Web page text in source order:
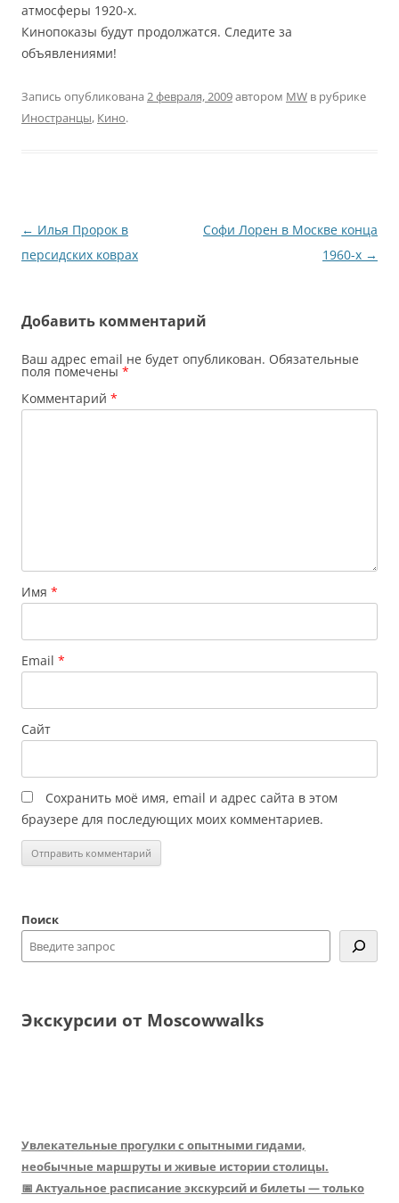
атмосферы 1920-х.
Кинопоказы будут продолжатся. Следите за
объявлениями!
Запись опубликована 2 февраля, 2009автором MW в рубрике
Иностранцы, Кино.
Навигация
по
← Илья Пророк в
персидских коврах
Софи Лорен в Москве конца
1960-х →
Добавить комментарий
Ваш адрес email не будет опубликован. Обязательные
поля помечены *
Комментарий *
Имя *
Email *
Сайт
Сохранить моё имя, email и адрес сайта в этом
браузере для последующих моих комментариев.
Поиск
Экскурсии от Moscowwalks
Увлекательные прогулки с опытными гидами,
необычные маршруты и живые истории столицы.
📅 Актуальное расписание экскурсий и билеты — только